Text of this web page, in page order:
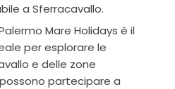
a Sferracavallo.
Mare Holidays è il
per esplorare le
e delle zone
partecipare a